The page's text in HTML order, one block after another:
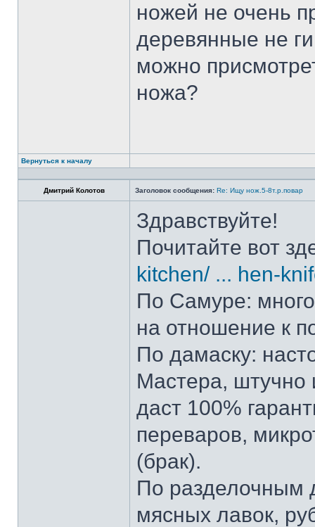
ножей не очень
деревянные не
можно
ножа?
Вернуться к началу
Дмитрий Колотов Заголовок сообщения: Re: Ищу нож.5-8т.р.повар
Здравствуйте!
Почитайте вот
kitchen/ ... hen-
По Самуре: много
на отношение к
По дамаску:
Мастера, штучно
даст 100%
переваров,
(брак).
По разделочным
мясных лавок,